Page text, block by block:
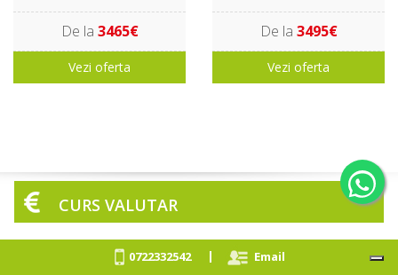
De la 3465€
Vezi oferta
De la 3495€
Vezi oferta
CURS VALUTAR
0722332542| Email